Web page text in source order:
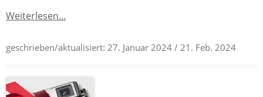
Weiterlesen...
geschrieben/aktualisiert: 27. Januar 2024 / 21. Feb. 2024